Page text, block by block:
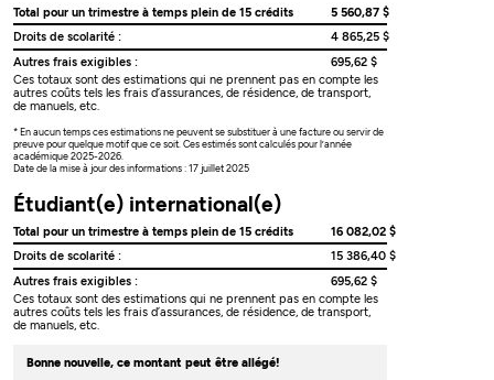
Total pour un trimestre à temps plein de 15 crédits
5 560,87 $
Droits de scolarité :
4 865,25 $
Autres frais exigibles :
695,62 $
Ces totaux sont des estimations qui ne prennent pas en compte les
autres coûts tels les frais d’assurances, de résidence, de transport,
de manuels, etc.
* En aucun temps ces estimations ne peuvent se substituer à une facture ou servir de
preuve pour quelque motif que ce soit. Ces estimés sont calculés pour l’année
académique 2025-2026.
Date de la mise à jour des informations : 17 juillet 2025
Étudiant(e) international(e)
Total pour un trimestre à temps plein de 15 crédits
16 082,02 $
Droits de scolarité :
15 386,40 $
Autres frais exigibles :
695,62 $
Ces totaux sont des estimations qui ne prennent pas en compte les
autres coûts tels les frais d’assurances, de résidence, de transport,
de manuels, etc.
Bonne nouvelle, ce montant peut être allégé!